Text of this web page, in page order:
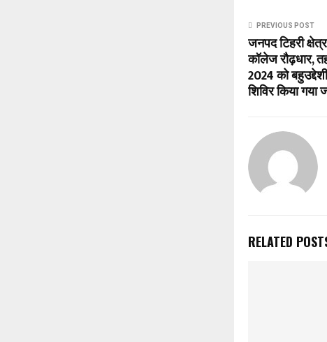
PREVIOUS POST
जनपद टिहरी
कॉलेज रौढ़धार,
2024 को
शिविर किया गया
RELATED